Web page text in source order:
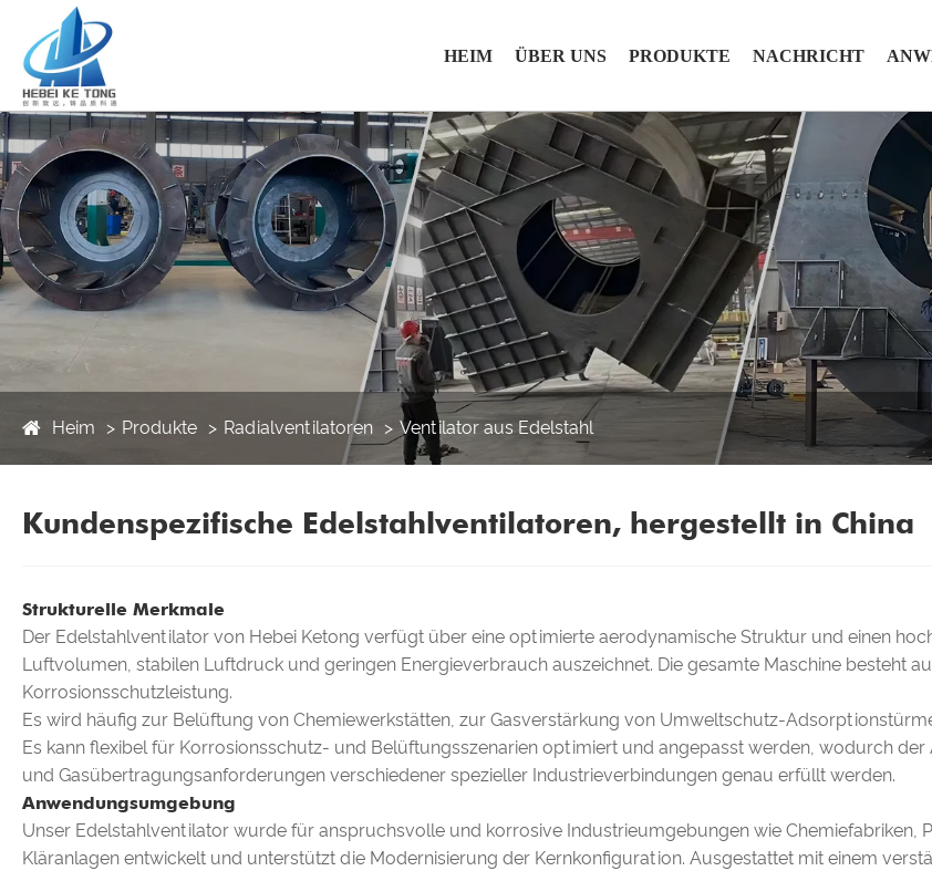
HEIM ÜBER UNS PRODUKTE NACHRICHT
Heim Produkte Radialventilatoren Ventilator aus Edelstahl
Kundenspezifische Edelstahlventilatoren, hergestellt in China
Strukturelle Merkmale
Der Edelstahlventilator von Hebei Ketong verfügt über eine optimierte aerodynamische Struktur und einen
Luftvolumen, stabilen Luftdruck und geringen Energieverbrauch auszeichnet. Die gesamte Maschine besteht
Korrosionsschutzleistung.
Es wird häufig zur Belüftung von Chemiewerkstätten, zur Gasverstärkung von Umweltschutz-
Es kann flexibel für Korrosionsschutz- und Belüftungsszenarien optimiert und angepasst werden, wodurch
und Gasübertragungsanforderungen verschiedener spezieller Industrieverbindungen genau erfüllt werden.
Anwendungsumgebung
Unser Edelstahlventilator wurde für anspruchsvolle und korrosive Industrieumgebungen wie Chemiefabriken,
Kläranlagen entwickelt und unterstützt die Modernisierung der Kernkonfiguration. Ausgestattet mit einem